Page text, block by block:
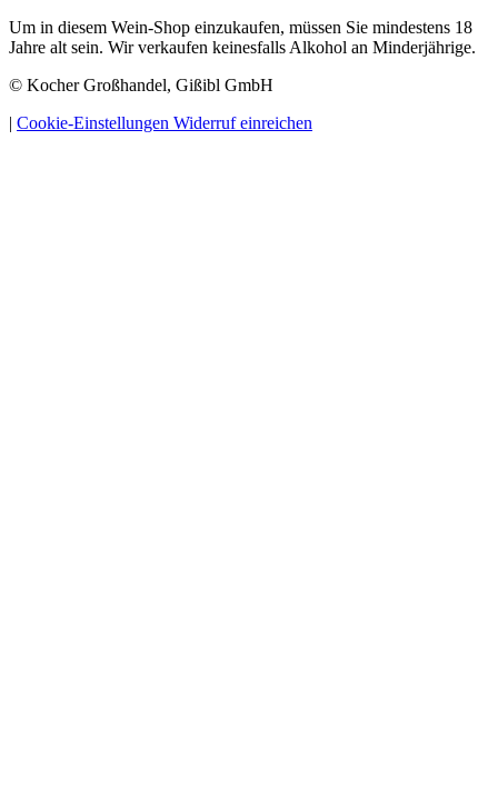
Um in diesem Wein-Shop einzukaufen, müssen Sie mindestens 18
Jahre alt sein. Wir verkaufen keinesfalls Alkohol an Minderjährige.
© Kocher Großhandel, Gißibl GmbH
| Cookie-Einstellungen Widerruf einreichen